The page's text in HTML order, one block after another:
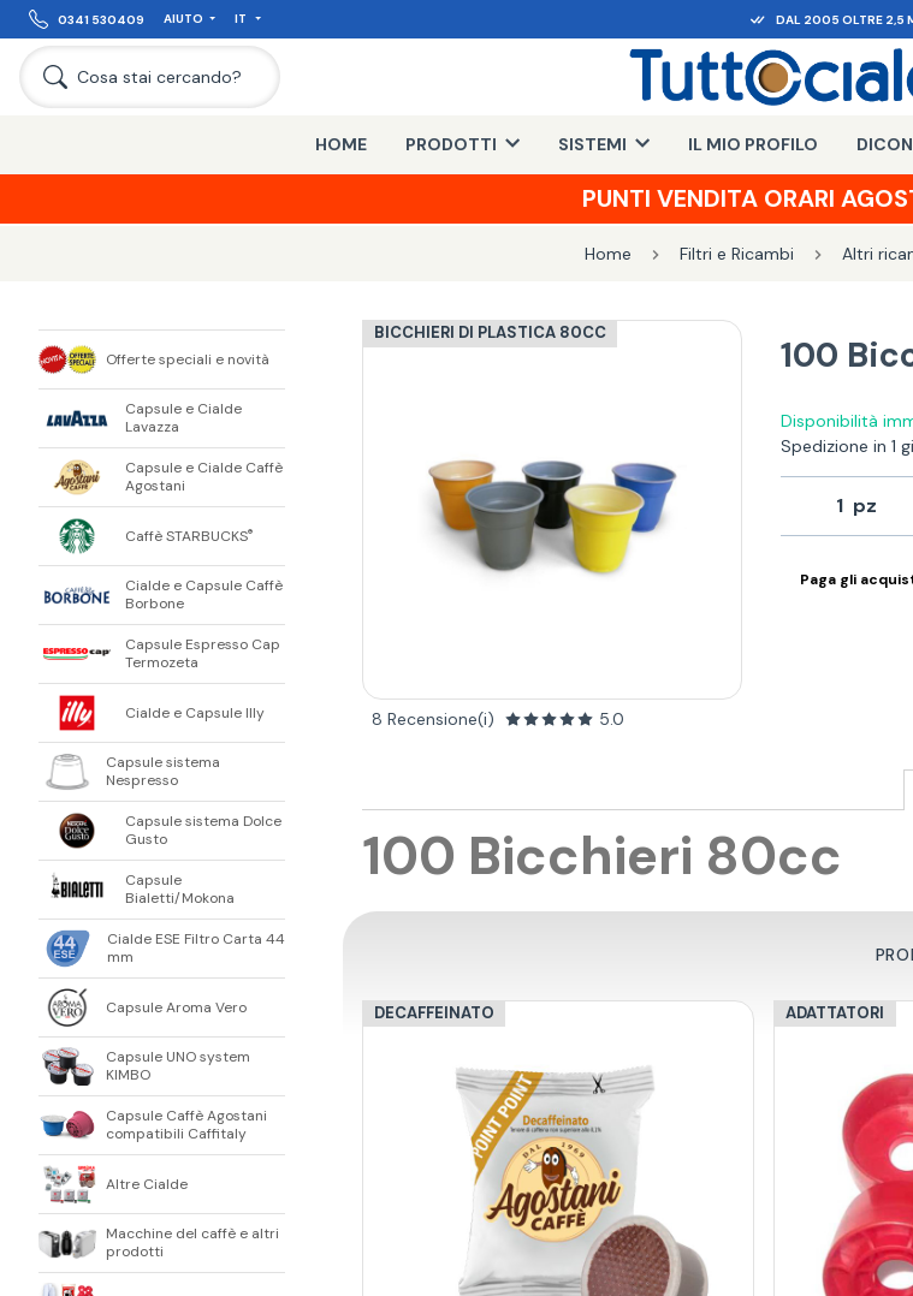
0341 530409 AIUTO IT DAL 2005 OLTRE 2,5
Cosa stai cercando?
HOME PRODOTTI SISTEMI IL MIO PROFILO
PUNTI VENDITA ORARI
Home Filtri e Ricambi Altri
Offerte speciali e novità
Capsule e Cialde
Lavazza
Capsule e Cialde Caffè
Agostani
Caffè STARBUCKS®
Cialde e Capsule Caffè
Borbone
Capsule Espresso Cap
Termozeta
Cialde e Capsule Illy
Capsule sistema
Nespresso
Capsule sistema Dolce
Gusto
Capsule
Bialetti/Mokona
Cialde ESE Filtro Carta 44
mm
Capsule Aroma Vero
Capsule UNO system
KIMBO
Capsule Caffè Agostani
compatibili Caffitaly
Altre Cialde
Macchine del caffè e altri
prodotti
BICCHIERI DI PLASTICA 80CC
8 Recensione(i) 5.0
100
Disponibilità
Spedizione in 1
1
Paga gli
100 Bicchieri 80cc
DECAFFEINATO ADATTATORI